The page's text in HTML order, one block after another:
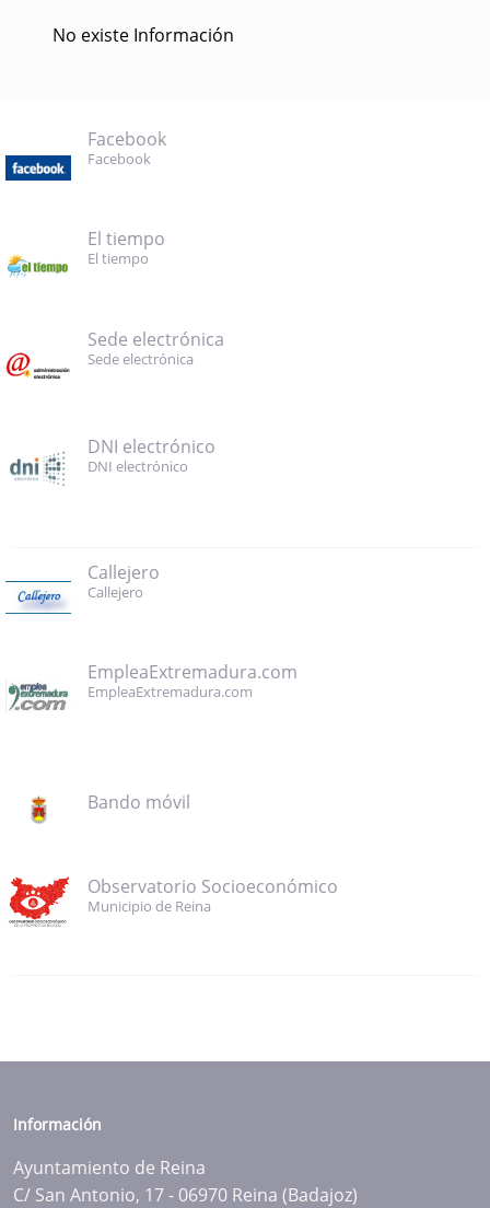
No existe Información
Facebook
Facebook
El tiempo
El tiempo
Sede electrónica
Sede electrónica
DNI electrónico
DNI electrónico
Callejero
Callejero
EmpleaExtremadura.com
EmpleaExtremadura.com
Bando móvil
Observatorio Socioeconómico
Municipio de Reina
Información
Ayuntamiento de Reina
C/ San Antonio, 17 - 06970 Reina (Badajoz)